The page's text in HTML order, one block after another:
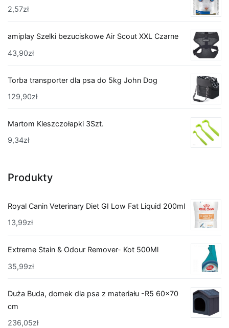
2,57zł
amiplay Szelki bezuciskowe Air Scout XXL Czarne
43,90zł
Torba transporter dla psa do 5kg John Dog
129,90zł
Martom Kleszczołapki 3Szt.
9,34zł
Produkty
Royal Canin Veterinary Diet GI Low Fat Liquid 200ml
13,99zł
Extreme Stain & Odour Remover- Kot 500Ml
35,99zł
Duża Buda, domek dla psa z materiału -R5 60x70
cm
236,05zł